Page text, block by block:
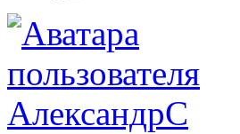
АлександрС